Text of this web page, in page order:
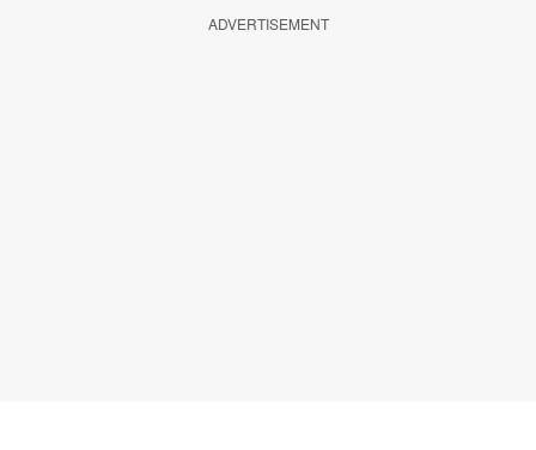
ADVERTISEMENT